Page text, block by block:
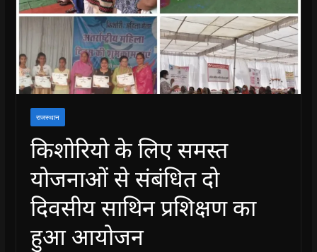
राजस्थान
किशोरियो के लिए समस्त
योजनाओं से संबंधित दो
दिवसीय साथिन प्रशिक्षण का
हुआ आयोजन